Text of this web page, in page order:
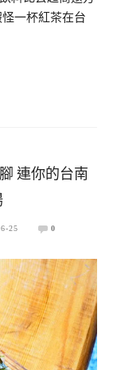
一杯紅茶在台
連你的台南
25 0